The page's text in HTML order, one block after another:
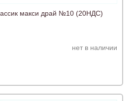
макси драй №10 (20НДС)
нет в наличии